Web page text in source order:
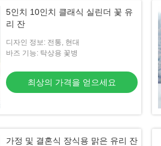
5인치 10인치 클래식 실린더 꽃 유
리 잔
디자인 정보: 전통, 현대
바즈 기능: 탁상용 꽃병
최상의 가격을 얻으세요
가정 및 결혼식 장식용 맑은 유리 잔